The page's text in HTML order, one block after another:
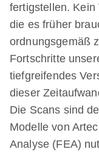
fertigstellen. Kein
die es früher
ordnungsgemäß
Fortschritte
tiefgreifendes
dieser
Die Scans sind
Modelle von
Analyse (FEA)